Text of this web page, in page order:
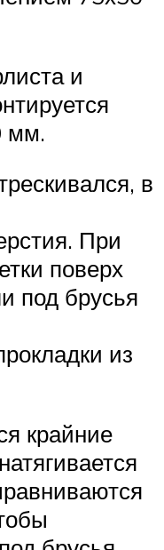
и
мм.
в
При
поверх
под брусья
из
крайние